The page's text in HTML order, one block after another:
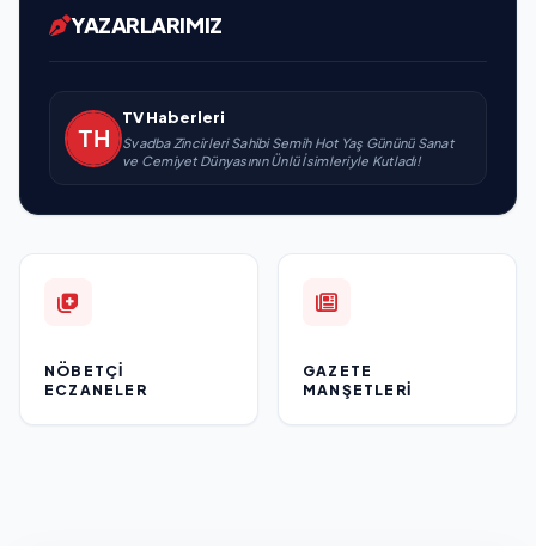
YAZARLARIMIZ
TV Haberleri
Svadba Zincirleri Sahibi Semih Hot Yaş Gününü Sanat
ve Cemiyet Dünyasının Ünlü İsimleriyle Kutladı!
NÖBETÇI
ECZANELER
GAZETE
MANŞETLERI